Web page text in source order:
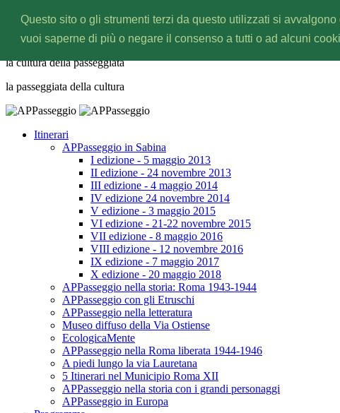
Questo sito o gli strumenti terzi da questo utilizzati si
vuoi saperne di più o negare il consenso a tutti o ad alcuni
APPasseggio
la cultura dellapasseggiata
la passeggiata della cultura
Itinerari
APPasseggio in Sabina
I edizione - 5 maggio 2013
II edizione - 24 novembre 2013
III edizione - 4 maggio 2014
IV edizione 24 novembre 2014
V edizione - 3 maggio 2015
VI edizione - 21-22 novembre 2015
VII edizione - 8 maggio 2016
VIII edizione - 12 novembre 2016
IX edizione - 7 maggio 2017
X edizione - 20 maggio 2018
APPasseggio nella storia: Roma 1943-1944
APPasseggio con gli Etruschi
APPasseggio nella letteratura
Museo diffuso della Via Ostiense
EcologicaMente
APPasseggio nella Roma liberata 1944-1946
A piedi lungo la via Lauretana
5 Itinerari nel Municipio Roma XII
APPasseggio nella storia con i grandi personaggi
APPasseggio in Europa